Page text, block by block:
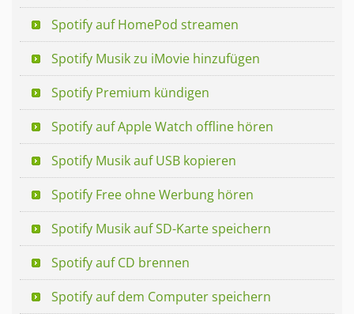
Spotify auf HomePod streamen
Spotify Musik zu iMovie hinzufügen
Spotify Premium kündigen
Spotify auf Apple Watch offline hören
Spotify Musik auf USB kopieren
Spotify Free ohne Werbung hören
Spotify Musik auf SD-Karte speichern
Spotify auf CD brennen
Spotify auf dem Computer speichern